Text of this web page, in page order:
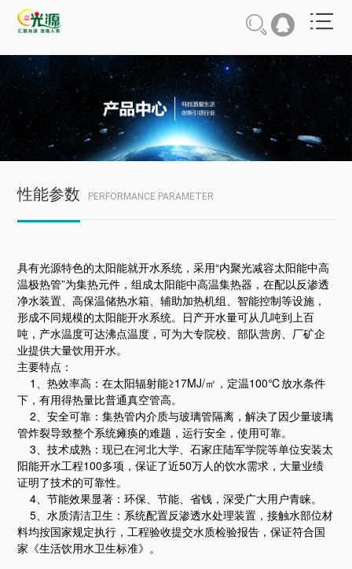
性能参数 PERFORMANCE PARAMETER
具有光源特色的太阳能就开水系统，采用“内聚光减容太阳能中高
温极热管”为集热元件，组成太阳能中高温集热器，在配以反渗透
净水装置、高保温储热水箱、辅助加热机组、智能控制等设施，
形成不同规模的太阳能开水系统。日产开水量可从几吨到上百
吨，产水温度可达沸点温度，可为大专院校、部队营房、厂矿企
业提供大量饮用开水。
主要特点：
1、热效率高：在太阳辐射能≥17MJ/㎡，定温100℃放水条件
下，有用得热量比普通真空管高。
2、安全可靠：集热管内介质与玻璃管隔离，解决了因少量玻璃
管炸裂导致整个系统瘫痪的难题，运行安全，使用可靠。
3、技术成熟：现已在河北大学、石家庄陆军学院等单位安装太
阳能开水工程100多项，保证了近50万人的饮水需求，大量业绩
证明了技术的可靠性。
4、节能效果显著：环保、节能、省钱，深受广大用户青睐。
5、水质清洁卫生：系统配置反渗透水处理装置，接触水部位材
料均按国家规定执行，工程验收提交水质检验报告，保证符合国
家《生活饮用水卫生标准》。